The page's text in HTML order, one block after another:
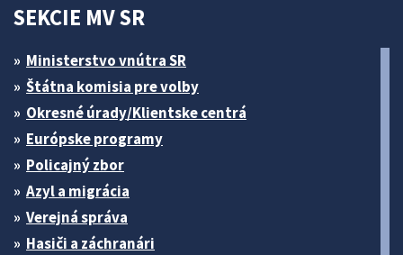
SEKCIE MV SR
Ministerstvo vnútra SR
Štátna komisia pre volby
Okresné úrady/Klientske centrá
Európske programy
Policajný zbor
Azyl a migrácia
Verejná správa
Hasiči a záchranári